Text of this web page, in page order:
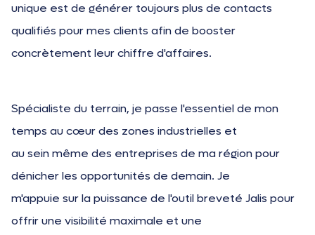
unique est de générer toujours plus de contacts
qualifiés pour mes clients afin de booster
concrètement leur chiffre d'affaires.
Spécialiste du terrain, je passe l'essentiel de mon
temps au cœur des zones industrielles et
au sein même des entreprises de ma région pour
dénicher les opportunités de demain. Je
m'appuie sur la puissance de l'outil breveté Jalis pour
offrir une visibilité maximale et une